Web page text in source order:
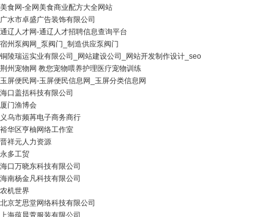
美食网-全网美食商业配方大全网站
广水市卓盛广告装饰有限公司
通辽人才网-通辽人才招聘信息查询平台
宿州泵阀网_泵阀门_制造供应泵阀门
铜陵瑞运实业有限公司_网站建设公司_网站开发制作设计_seo
荆州宠物网 教您宠物喂养护理医疗宠物训练
玉屏便民网-玉屏便民信息网_玉屏分类信息网
海口盖括科技有限公司
厦门渔博会
义乌市频苒电子商务商行
裕华区亨柚网络工作室
晋祥元人力资源
永多工贸
海口万晓东科技有限公司
海南杨金凡科技有限公司
农机世界
北京芝思堂网络科技有限公司
上海蕴晨萱服装有限公司